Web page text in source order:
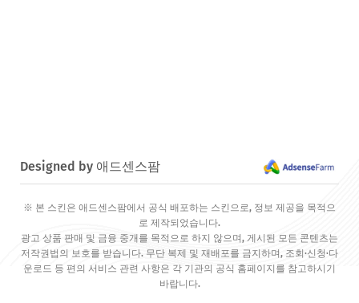
Designed by 애드센스팜
※ 본 스킨은 애드센스팜에서 공식 배포하는 스킨으로, 정보 제공을 목적으
로 제작되었습니다.
광고 상품 판매 및 금융 중개를 목적으로 하지 않으며, 게시된 모든 콘텐츠는
저작권법의 보호를 받습니다. 무단 복제 및 재배포를 금지하며, 조회·신청·다
운로드 등 편의 서비스 관련 사항은 각 기관의 공식 홈페이지를 참고하시기
바랍니다.